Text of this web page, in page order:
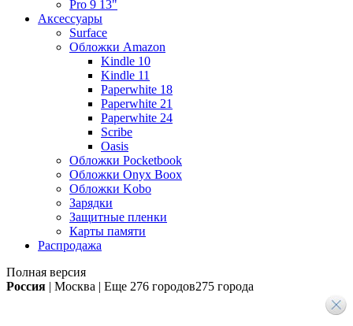
Pro 9 13"
Аксессуары
Surface
Обложки Amazon
Kindle 10
Kindle 11
Paperwhite 18
Paperwhite 21
Paperwhite 24
Scribe
Oasis
Обложки Pocketbook
Обложки Onyx Boox
Обложки Kobo
Зарядки
Защитные пленки
Карты памяти
Распродажа
Полная версия
Россия | Москва | Еще 276 городов275 города